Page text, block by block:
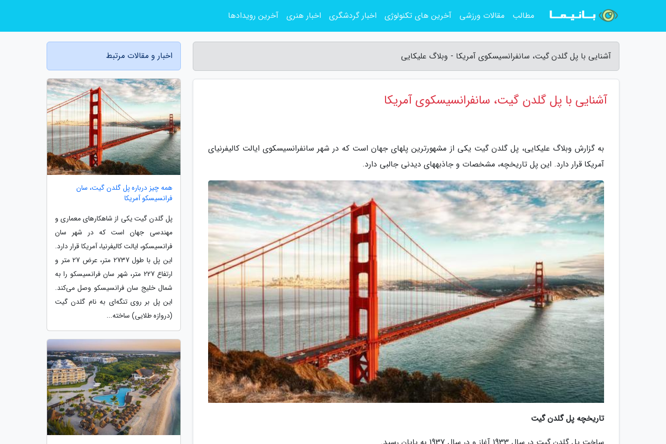
آشنایی با پل گلدن گیت، سانفرانسیسکوی آمریکا - وبلاگ علیکایی
آشنایی با پل گلدن گیت، سانفرانسیسکوی آمریکا
به گزارش وبلاگ علیکایی، پل گلدن گیت یکی از مشهورترین پلهای جهان است که در شهر سانفرانسیسکوی ایالت کالیفرنیای
آمریکا قرار دارد. این پل تاریخچه، مشخصات و جاذبههای دیدنی جالبی دارد.
تاریخچه پل گلدن گیت
اخبار و مقالات مرتبط
همه چیز درباره پل گلدن گیت، سان
فرانسیسکو آمریکا
پل گلدن گیت یکی از شاهکارهای معماری و
مهندسی جهان است که در شهر سان
فرانسیسکو، ایالت کالیفرنیا، آمریکا قرار دارد.
این پل با طول 2737 متر، عرض 27 متر و
ارتفاع 227 متر، شهر سان فرانسیسکو را به
شمال خلیج سان فرانسیسکو وصل می‌کند.
این پل بر روی تنگه‌ای به نام گلدن گیت
(دروازه طلایی) ساخته...
مطالب مقالات ورزشی آخرین های تکنولوژی اخبار گردشگری اخبار هنری آخرین رویدادها